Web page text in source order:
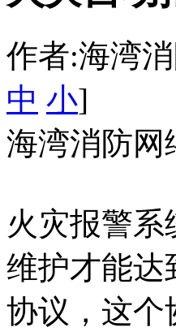
作者:海湾
中 小]
海湾消防
火灾报警
维护才能达
协议，这